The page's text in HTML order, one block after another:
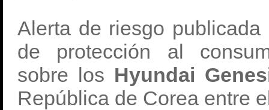
Alerta de riesgo
de protección al
sobre los Hyundai
República de Corea entre